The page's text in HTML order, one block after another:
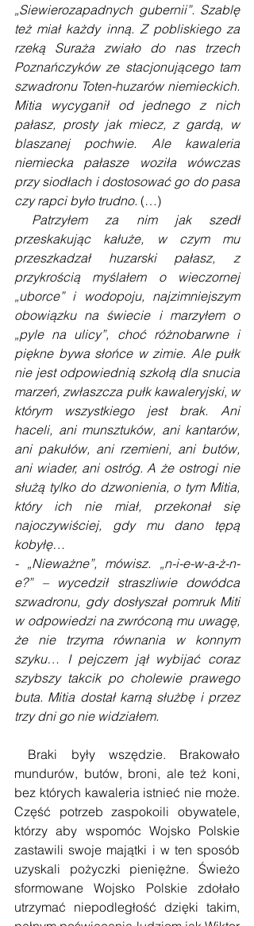
„Siewierozapadnych gubernii”. Szablę
też miał każdy inną. Z pobliskiego za
rzeką Suraża zwiało do nas trzech
Poznańczyków ze stacjonującego tam
szwadronu Toten-huzarów niemieckich.
Mitia wycyganił od jednego z nich
pałasz, prosty jak miecz, z gardą, w
blaszanej pochwie. Ale kawaleria
niemiecka pałasze woziła wówczas
przy siodłach i dostosować go do pasa
czy rapci było trudno. (…)
Patrzyłem za nim jak szedł
przeskakując kałuże, w czym mu
przeszkadzał huzarski pałasz, z
przykrością myślałem o wieczornej
„uborce” i wodopoju, najzimniejszym
obowiązku na świecie i marzyłem o
„pyle na ulicy”, choć różnobarwne i
piękne bywa słońce w zimie. Ale pułk
nie jest odpowiednią szkołą dla snucia
marzeń, zwłaszcza pułk kawaleryjski, w
którym wszystkiego jest brak. Ani
haceli, ani munsztuków, ani kantarów,
ani pakułów, ani rzemieni, ani butów,
ani wiader, ani ostróg. A że ostrogi nie
służą tylko do dzwonienia, o tym Mitia,
który ich nie miał, przekonał się
najoczywiściej, gdy mu dano tępą
kobyłę…
- „Nieważne”, mówisz. „n-i-e-w-a-ż-n-
e?” – wycedził straszliwie dowódca
szwadronu, gdy dosłyszał pomruk Miti
w odpowiedzi na zwróconą mu uwagę,
że nie trzyma równania w konnym
szyku… I pejczem jął wybijać coraz
szybszy takcik po cholewie prawego
buta. Mitia dostał karną służbę i przez
trzy dni go nie widziałem.
mundurów, butów, broni, ale też koni,
bez których kawaleria istnieć nie może.
Część potrzeb zaspokoili obywatele,
którzy aby wspomóc Wojsko Polskie
zastawili swoje majątki i w ten sposób
uzyskali pożyczki pieniężne. Świeżo
sformowane Wojsko Polskie zdołało
utrzymać niepodległość dzięki takim,